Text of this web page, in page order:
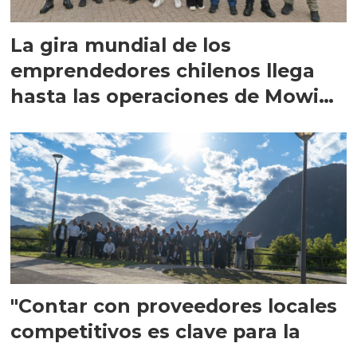
La gira mundial de los
emprendedores chilenos llega
hasta las operaciones de Mowi
"Contar con proveedores locales
competitivos es clave para la